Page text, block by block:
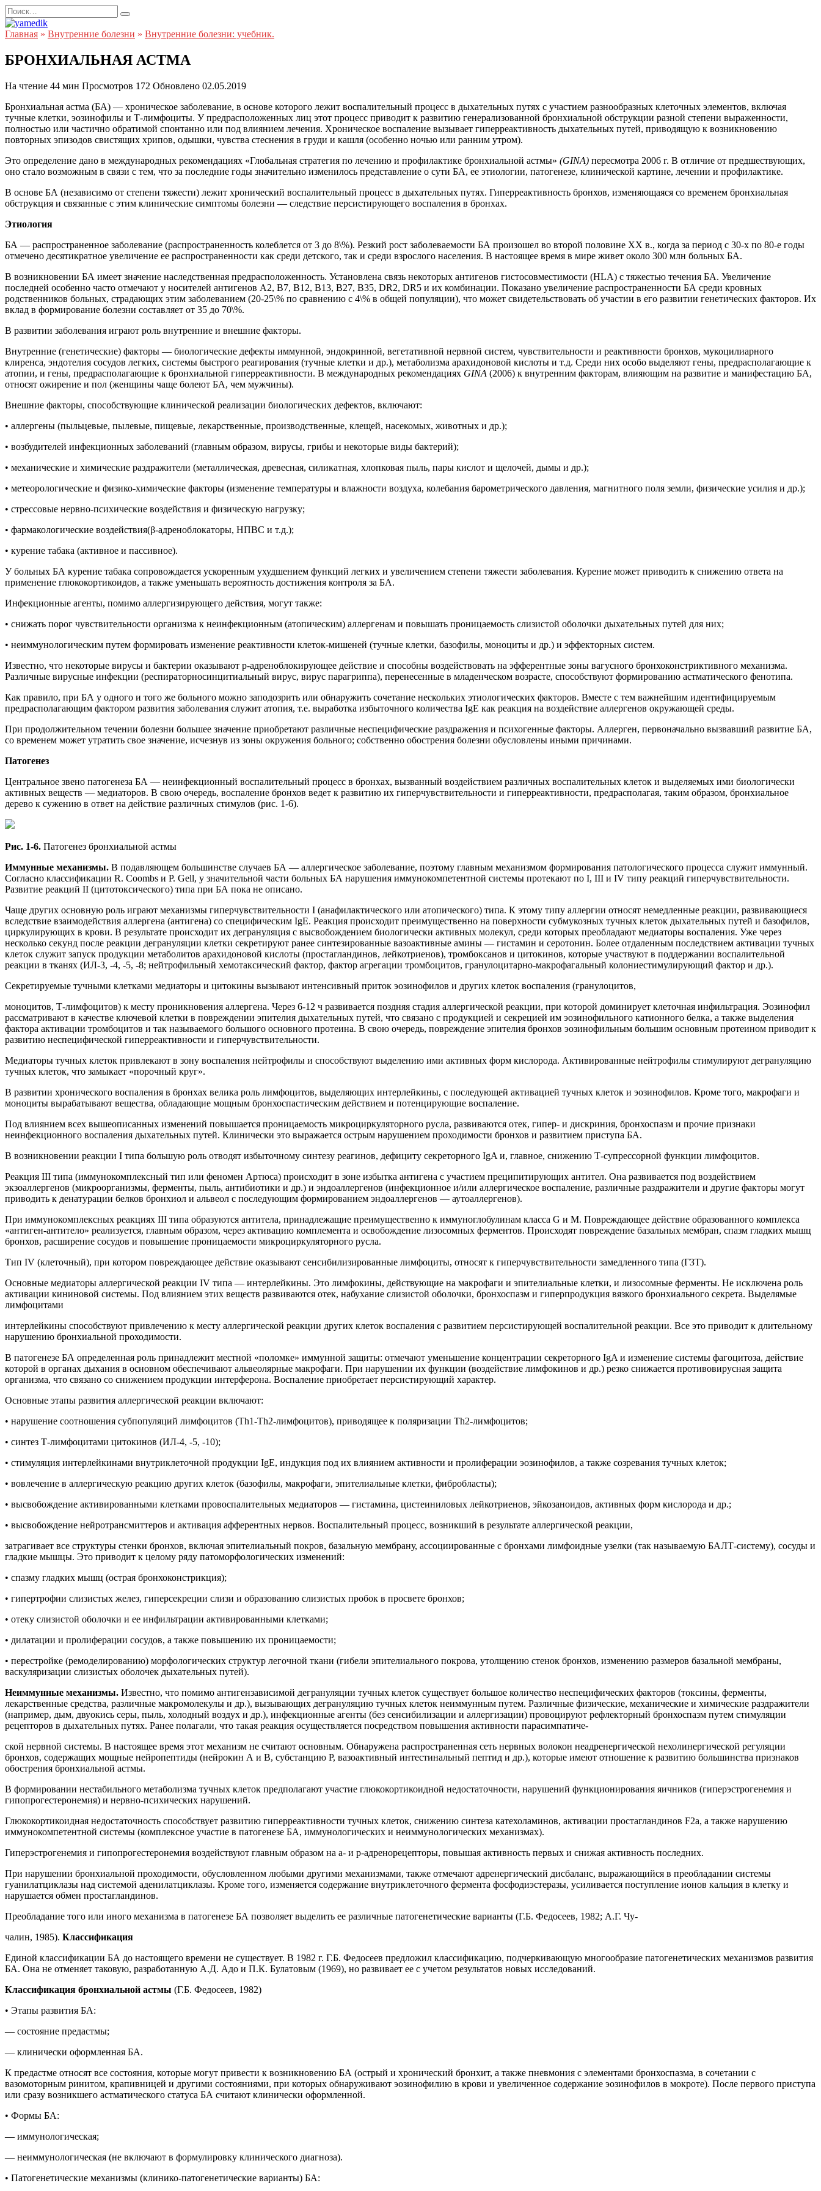
Перейти
к
содержанию
Search
for:
Главная » Внутренние болезни » Внутренние болезни: учебник.
БРОНХИАЛЬНАЯ АСТМА
На чтение 44 мин Просмотров 172 Обновлено 02.05.2019
Бронхиальная астма (БА) — хроническое заболевание, в основе которого лежит воспалительный процесс в дыхательных путях с участием разнообразных клеточных элементов, включая
тучные клетки, эозинофилы и Т-лимфоциты. У предрасположенных лиц этот процесс приводит к развитию генерализованной бронхиальной обструкции разной степени выраженности,
полностью или частично обратимой спонтанно или под влиянием лечения. Хроническое воспаление вызывает гиперреактивность дыхательных путей, приводящую к возникновению
повторных эпизодов свистящих хрипов, одышки, чувства стеснения в груди и кашля (особенно ночью или ранним утром).
Это определение дано в международных рекомендациях «Глобальная стратегия по лечению и профилактике бронхиальной астмы» (GINA) пересмотра 2006 г. В отличие от предшествующих,
оно стало возможным в связи с тем, что за последние годы значительно изменилось представление о сути БА, ее этиологии, патогенезе, клинической картине, лечении и профилактике.
В основе БА (независимо от степени тяжести) лежит хронический воспалительный процесс в дыхательных путях. Гиперреактивность бронхов, изменяющаяся со временем бронхиальная
обструкция и связанные с этим клинические симптомы болезни — следствие персистирующего воспаления в бронхах.
Этиология
БА — распространенное заболевание (распространенность колеблется от 3 до 8\%). Резкий рост заболеваемости БА произошел во второй половине XX в., когда за период с 30-х по 80-е годы
отмечено десятикратное увеличение ее распространенности как среди детского, так и среди взрослого населения. В настоящее время в мире живет около 300 млн больных БА.
В возникновении БА имеет значение наследственная предрасположенность. Установлена связь некоторых антигенов гистосовместимости (HLA) с тяжестью течения БА. Увеличение
последней особенно часто отмечают у носителей антигенов А2, В7, В12, В13, В27, В35, DR2, DR5 и их комбинации. Показано увеличение распространенности БА среди кровных
родственников больных, страдающих этим заболеванием (20-25\% по сравнению с 4\% в общей популяции), что может свидетельствовать об участии в его развитии генетических факторов. Их
вклад в формирование болезни составляет от 35 до 70\%.
В развитии заболевания играют роль внутренние и внешние факторы.
Внутренние (генетические) факторы — биологические дефекты иммунной, эндокринной, вегетативной нервной систем, чувствительности и реактивности бронхов, мукоцилиарного
клиренса, эндотелия сосудов легких, системы быстрого реагирования (тучные клетки и др.), метаболизма арахидоновой кислоты и т.д. Среди них особо выделяют гены, предрасполагающие к
атопии, и гены, предрасполагающие к бронхиальной гиперреактивности. В международных рекомендациях GINA (2006) к внутренним факторам, влияющим на развитие и манифестацию БА,
относят ожирение и пол (женщины чаще болеют БА, чем мужчины).
Внешние факторы, способствующие клинической реализации биологических дефектов, включают:
• аллергены (пыльцевые, пылевые, пищевые, лекарственные, производственные, клещей, насекомых, животных и др.);
• возбудителей инфекционных заболеваний (главным образом, вирусы, грибы и некоторые виды бактерий);
• механические и химические раздражители (металлическая, древесная, силикатная, хлопковая пыль, пары кислот и щелочей, дымы и др.);
• метеорологические и физико-химические факторы (изменение температуры и влажности воздуха, колебания барометрического давления, магнитного поля земли, физические усилия и др.);
• стрессовые нервно-психические воздействия и физическую нагрузку;
• фармакологические воздействия(β-адреноблокаторы, НПВС и т.д.);
• курение табака (активное и пассивное).
У больных БА курение табака сопровождается ускоренным ухудшением функций легких и увеличением степени тяжести заболевания. Курение может приводить к снижению ответа на
применение глюкокортикоидов, а также уменьшать вероятность достижения контроля за БА.
Инфекционные агенты, помимо аллергизирующего действия, могут также:
• снижать порог чувствительности организма к неинфекционным (атопическим) аллергенам и повышать проницаемость слизистой оболочки дыхательных путей для них;
• неиммунологическим путем формировать изменение реактивности клеток-мишеней (тучные клетки, базофилы, моноциты и др.) и эффекторных систем.
Известно, что некоторые вирусы и бактерии оказывают р-адреноблокирующее действие и способны воздействовать на эфферентные зоны вагусного бронхоконстриктивного механизма.
Различные вирусные инфекции (респираторносинцитиальный вирус, вирус парагриппа), перенесенные в младенческом возрасте, способствуют формированию астматического фенотипа.
Как правило, при БА у одного и того же больного можно заподозрить или обнаружить сочетание нескольких этиологических факторов. Вместе с тем важнейшим идентифицируемым
предрасполагающим фактором развития заболевания служит атопия, т.е. выработка избыточного количества IgE как реакция на воздействие аллергенов окружающей среды.
При продолжительном течении болезни большее значение приобретают различные неспецифические раздражения и психогенные факторы. Аллерген, первоначально вызвавший развитие БА,
со временем может утратить свое значение, исчезнув из зоны окружения больного; собственно обострения болезни обусловлены иными причинами.
Патогенез
Центральное звено патогенеза БА — неинфекционный воспалительный процесс в бронхах, вызванный воздействием различных воспалительных клеток и выделяемых ими биологически
активных веществ — медиаторов. В свою очередь, воспаление бронхов ведет к развитию их гиперчувствительности и гиперреактивности, предрасполагая, таким образом, бронхиальное
дерево к сужению в ответ на действие различных стимулов (рис. 1-6).
Рис. 1-6. Патогенез бронхиальной астмы
Иммунные механизмы. В подавляющем большинстве случаев БА — аллергическое заболевание, поэтому главным механизмом формирования патологического процесса служит иммунный.
Согласно классификации R. Coombs и P. Gell, у значительной части больных БА нарушения иммунокомпетентной системы протекают по I, III и IV типу реакций гиперчувствительности.
Развитие реакций II (цитотоксического) типа при БА пока не описано.
Чаще других основную роль играют механизмы гиперчувствительности I (анафилактического или атопического) типа. К этому типу аллергии относят немедленные реакции, развивающиеся
вследствие взаимодействия аллергена (антигена) со специфическим IgE. Реакция происходит преимущественно на поверхности субмукозных тучных клеток дыхательных путей и базофилов,
циркулирующих в крови. В результате происходит их дегрануляция с высвобождением биологически активных молекул, среди которых преобладают медиаторы воспаления. Уже через
несколько секунд после реакции дегрануляции клетки секретируют ранее синтезированные вазоактивные амины — гистамин и серотонин. Более отдаленным последствием активации тучных
клеток служит запуск продукции метаболитов арахидоновой кислоты (простагландинов, лейкотриенов), тромбоксанов и цитокинов, которые участвуют в поддержании воспалительной
реакции в тканях (ИЛ-3, -4, -5, -8; нейтрофильный хемотаксический фактор, фактор агрегации тромбоцитов, гранулоцитарно-макрофагальный колониестимулирующий фактор и др.).
Секретируемые тучными клетками медиаторы и цитокины вызывают интенсивный приток эозинофилов и других клеток воспаления (гранулоцитов,
моноцитов, Т-лимфоцитов) к месту проникновения аллергена. Через 6-12 ч развивается поздняя стадия аллергической реакции, при которой доминирует клеточная инфильтрация. Эозинофил
рассматривают в качестве ключевой клетки в повреждении эпителия дыхательных путей, что связано с продукцией и секрецией им эозинофильного катионного белка, а также выделения
фактора активации тромбоцитов и так называемого большого основного протеина. В свою очередь, повреждение эпителия бронхов эозинофильным большим основным протеином приводит к
развитию неспецифической гиперреактивности и гиперчувствительности.
Медиаторы тучных клеток привлекают в зону воспаления нейтрофилы и способствуют выделению ими активных форм кислорода. Активированные нейтрофилы стимулируют дегрануляцию
тучных клеток, что замыкает «порочный круг».
В развитии хронического воспаления в бронхах велика роль лимфоцитов, выделяющих интерлейкины, с последующей активацией тучных клеток и эозинофилов. Кроме того, макрофаги и
моноциты вырабатывают вещества, обладающие мощным бронхоспастическим действием и потенцирующие воспаление.
Под влиянием всех вышеописанных изменений повышается проницаемость микроциркуляторного русла, развиваются отек, гипер- и дискриния, бронхоспазм и прочие признаки
неинфекционного воспаления дыхательных путей. Клинически это выражается острым нарушением проходимости бронхов и развитием приступа БА.
В возникновении реакции I типа большую роль отводят избыточному синтезу реагинов, дефициту секреторного IgA и, главное, снижению Т-супрессорной функции лимфоцитов.
Реакция III типа (иммунокомплексный тип или феномен Артюса) происходит в зоне избытка антигена с участием преципитирующих антител. Она развивается под воздействием
экзоаллергенов (микроорганизмы, ферменты, пыль, антибиотики и др.) и эндоаллергенов (инфекционное и/или аллергическое воспаление, различные раздражители и другие факторы могут
приводить к денатурации белков бронхиол и альвеол с последующим формированием эндоаллергенов — аутоаллергенов).
При иммунокомплексных реакциях III типа образуются антитела, принадлежащие преимущественно к иммуноглобулинам класса G и М. Повреждающее действие образованного комплекса
«антиген-антитело» реализуется, главным образом, через активацию комплемента и освобождение лизосомных ферментов. Происходят повреждение базальных мембран, спазм гладких мышц
бронхов, расширение сосудов и повышение проницаемости микроциркуляторного русла.
Тип IV (клеточный), при котором повреждающее действие оказывают сенсибилизированные лимфоциты, относят к гиперчувствительности замедленного типа (ГЗТ).
Основные медиаторы аллергической реакции IV типа — интерлейкины. Это лимфокины, действующие на макрофаги и эпителиальные клетки, и лизосомные ферменты. Не исключена роль
активации кининовой системы. Под влиянием этих веществ развиваются отек, набухание слизистой оболочки, бронхоспазм и гиперпродукция вязкого бронхиального секрета. Выделямые
лимфоцитами
интерлейкины способствуют привлечению к месту аллергической реакции других клеток воспаления с развитием персистирующей воспалительной реакции. Все это приводит к длительному
нарушению бронхиальной проходимости.
В патогенезе БА определенная роль принадлежит местной «поломке» иммунной защиты: отмечают уменьшение концентрации секреторного IgA и изменение системы фагоцитоза, действие
которой в органах дыхания в основном обеспечивают альвеолярные макрофаги. При нарушении их функции (воздействие лимфокинов и др.) резко снижается противовирусная защита
организма, что связано со снижением продукции интерферона. Воспаление приобретает персистирующий характер.
Основные этапы развития аллергической реакции включают:
• нарушение соотношения субпопуляций лимфоцитов (Тh1-Тh2-лимфоцитов), приводящее к поляризации Тh2-лимфоцитов;
• синтез Т-лимфоцитами цитокинов (ИЛ-4, -5, -10);
• стимуляция интерлейкинами внутриклеточной продукции IgE, индукция под их влиянием активности и пролиферации эозинофилов, а также созревания тучных клеток;
• вовлечение в аллергическую реакцию других клеток (базофилы, макрофаги, эпителиальные клетки, фибробласты);
• высвобождение активированными клетками провоспалительных медиаторов — гистамина, цистеиниловых лейкотриенов, эйкозаноидов, активных форм кислорода и др.;
• высвобождение нейротрансмиттеров и активация афферентных нервов. Воспалительный процесс, возникший в результате аллергической реакции,
затрагивает все структуры стенки бронхов, включая эпителиальный покров, базальную мембрану, ассоциированные с бронхами лимфоидные узелки (так называемую БАЛТ-систему), сосуды и
гладкие мышцы. Это приводит к целому ряду патоморфологических изменений:
• спазму гладких мышц (острая бронхоконстрикция);
• гипертрофии слизистых желез, гиперсекреции слизи и образованию слизистых пробок в просвете бронхов;
• отеку слизистой оболочки и ее инфильтрации активированными клетками;
• дилатации и пролиферации сосудов, а также повышению их проницаемости;
• перестройке (ремоделированию) морфологических структур легочной ткани (гибели эпителиального покрова, утолщению стенок бронхов, изменению размеров базальной мембраны,
васкуляризации слизистых оболочек дыхательных путей).
Неиммунные механизмы. Известно, что помимо антигензависимой дегрануляции тучных клеток существует большое количество неспецифических факторов (токсины, ферменты,
лекарственные средства, различные макромолекулы и др.), вызывающих дегрануляцию тучных клеток неиммунным путем. Различные физические, механические и химические раздражители
(например, дым, двуокись серы, пыль, холодный воздух и др.), инфекционные агенты (без сенсибилизации и аллергизации) провоцируют рефлекторный бронхоспазм путем стимуляции
рецепторов в дыхательных путях. Ранее полагали, что такая реакция осуществляется посредством повышения активности парасимпатиче-
ской нервной системы. В настоящее время этот механизм не считают основным. Обнаружена распространенная сеть нервных волокон неадренергической нехолинергической регуляции
бронхов, содержащих мощные нейропептиды (нейрокин А и В, субстанцию Р, вазоактивный интестинальный пептид и др.), которые имеют отношение к развитию большинства признаков
обострения бронхиальной астмы.
В формировании нестабильного метаболизма тучных клеток предполагают участие глюкокортикоидной недостаточности, нарушений функционирования яичников (гиперэстрогенемия и
гипопрогестеронемия) и нервно-психических нарушений.
Глюкокортикоидная недостаточность способствует развитию гиперреактивности тучных клеток, снижению синтеза катехоламинов, активации простагландинов F2a, а также нарушению
иммунокомпетентной системы (комплексное участие в патогенезе БА, иммунологических и неиммунологических механизмах).
Гиперэстрогенемия и гипопрогестеронемия воздействуют главным образом на a- и р-адренорецепторы, повышая активность первых и снижая активность последних.
При нарушении бронхиальной проходимости, обусловленном любыми другими механизмами, также отмечают адренергический дисбаланс, выражающийся в преобладании системы
гуанилатциклазы над системой аденилатциклазы. Кроме того, изменяется содержание внутриклеточного фермента фосфодиэстеразы, усиливается поступление ионов кальция в клетку и
нарушается обмен простагландинов.
Преобладание того или иного механизма в патогенезе БА позволяет выделить ее различные патогенетические варианты (Г.Б. Федосеев, 1982; А.Г. Чу-
чалин, 1985). Классификация
Единой классификации БА до настоящего времени не существует. В 1982 г. Г.Б. Федосеев предложил классификацию, подчеркивающую многообразие патогенетических механизмов развития
БА. Она не отменяет таковую, разработанную А.Д. Адо и П.К. Булатовым (1969), но развивает ее с учетом результатов новых исследований.
Классификация бронхиальной астмы (Г.Б. Федосеев, 1982)
• Этапы развития БА:
— состояние предастмы;
— клинически оформленная БА.
К предастме относят все состояния, которые могут привести к возникновению БА (острый и хронический бронхит, а также пневмония с элементами бронхоспазма, в сочетании с
вазомоторным ринитом, крапивницей и другими состояниями, при которых обнаруживают эозинофилию в крови и увеличенное содержание эозинофилов в мокроте). После первого приступа
или сразу возникшего астматического статуса БА считают клинически оформленной.
• Формы БА:
— иммунологическая;
— неиммунологическая (не включают в формулировку клинического диагноза).
• Патогенетические механизмы (клинико-патогенетические варианты) БА: